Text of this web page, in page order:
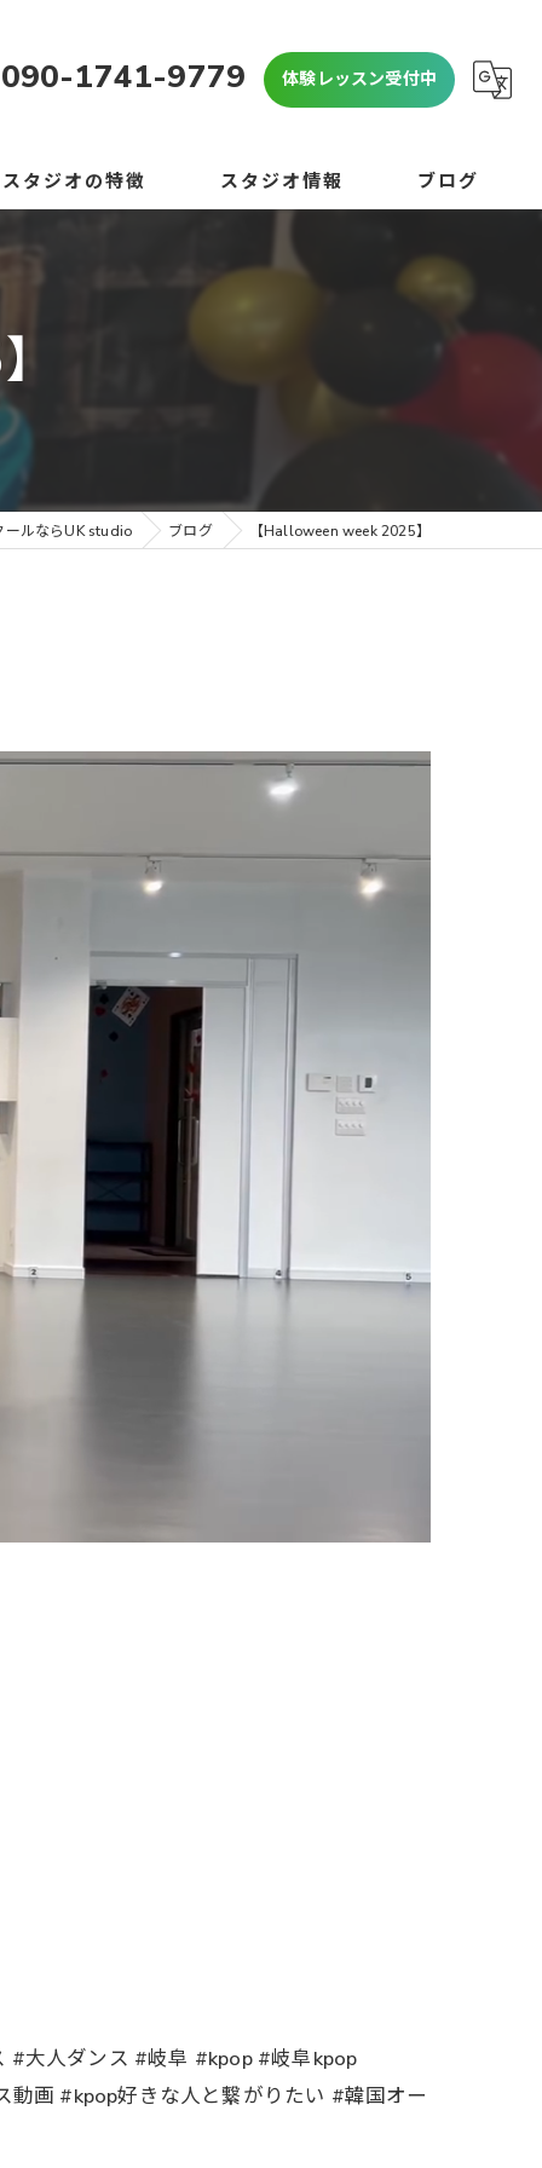
090-1741-9779 体験レッスン受付中
スタジオの特徴
生
生
スタジオ情報
よくある質問
ブログ
ールならUK studio ブログ 【Halloween week 2025】
大人ダンス #岐阜 #kpop #岐阜kpop
画 #kpop好きな人と繋がりたい #韓国オー